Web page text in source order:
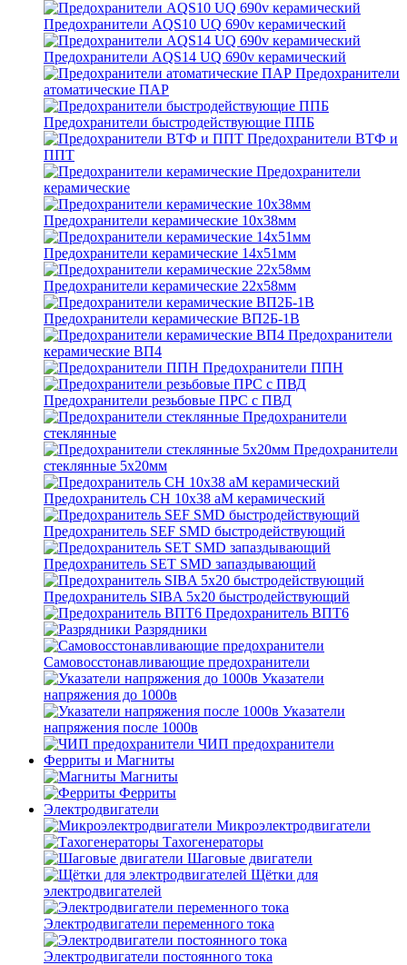
Предохранители AQS10 UQ 690v керамический
Предохранители AQS14 UQ 690v керамический
Предохранители
атоматические ПАР
Предохранители быстродействующие ППБ
Предохранители ВТФ и
ППТ
Предохранители
керамические
Предохранители керамические 10х38мм
Предохранители керамические 14х51мм
Предохранители керамические 22х58мм
Предохранители керамические ВП2Б-1В
Предохранители
керамические ВП4
Предохранители ППН
Предохранители резьбовые ПРС с ПВД
Предохранители
стеклянные
Предохранители
стеклянные 5х20мм
Предохранитель CH 10x38 aM керамический
Предохранитель SEF SMD быстродействующий
Предохранитель SET SMD запаздывающий
Предохранитель SIBA 5x20 быстродействующий
Предохранитель ВПТ6
Разрядники
Самовосстонавливающие предохранители
Указатели
напряжения до 1000в
Указатели
напряжения после 1000в
ЧИП предохранители
Ферриты и Магниты
Магниты
Ферриты
Электродвигатели
Микроэлектродвигатели
Тахогенераторы
Шаговые двигатели
Щётки для
электродвигателей
Электродвигатели переменного тока
Электродвигатели постоянного тока